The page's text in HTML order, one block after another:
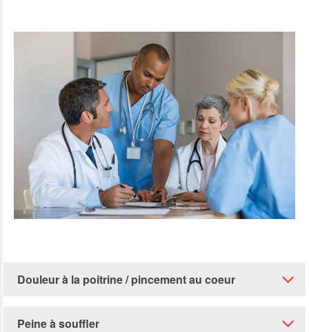
Douleur à la poitrine / pincement au coeur
Peine à souffler